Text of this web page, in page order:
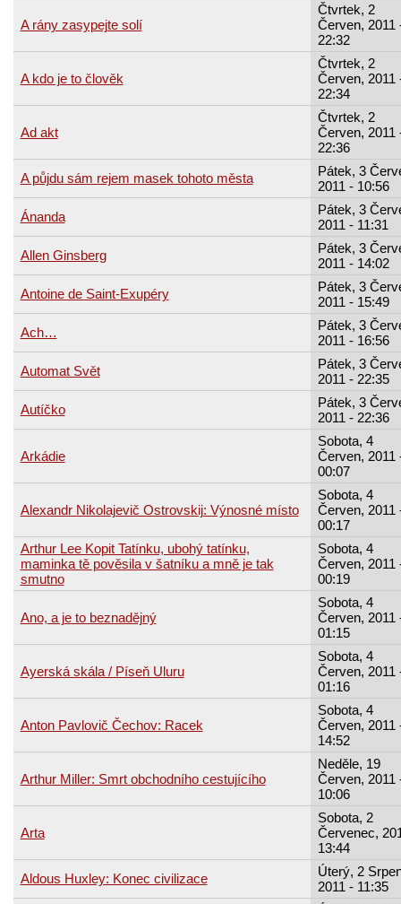
A rány zasypejte solí
Čtvrtek, 2
Červen, 2011
22:32
A kdo je to člověk
Čtvrtek, 2
Červen, 2011
22:34
Ad akt
Čtvrtek, 2
Červen, 2011
22:36
A půjdu sám rejem masek tohoto města
Pátek, 3
2011 - 10:56
Ánanda
Pátek, 3
2011 - 11:31
Allen Ginsberg
Pátek, 3
2011 - 14:02
Antoine de Saint-Exupéry
Pátek, 3
2011 - 15:49
Ach…
Pátek, 3
2011 - 16:56
Automat Svět
Pátek, 3
2011 - 22:35
Autíčko
Pátek, 3
2011 - 22:36
Arkádie
Sobota, 4
Červen, 2011
00:07
Alexandr Nikolajevič Ostrovskij: Výnosné místo
Sobota, 4
Červen, 2011
00:17
Arthur Lee Kopit Tatínku, ubohý tatínku,
maminka tě pověsila v šatníku a mně je tak
smutno
Sobota, 4
Červen, 2011
00:19
Ano, a je to beznadějný
Sobota, 4
Červen, 2011
01:15
Ayerská skála / Píseň Uluru
Sobota, 4
Červen, 2011
01:16
Anton Pavlovič Čechov: Racek
Sobota, 4
Červen, 2011
14:52
Arthur Miller: Smrt obchodního cestujícího
Neděle, 19
Červen, 2011
10:06
Arta
Sobota, 2
Červenec,
13:44
Aldous Huxley: Konec civilizace
Úterý, 2
2011 - 11:35